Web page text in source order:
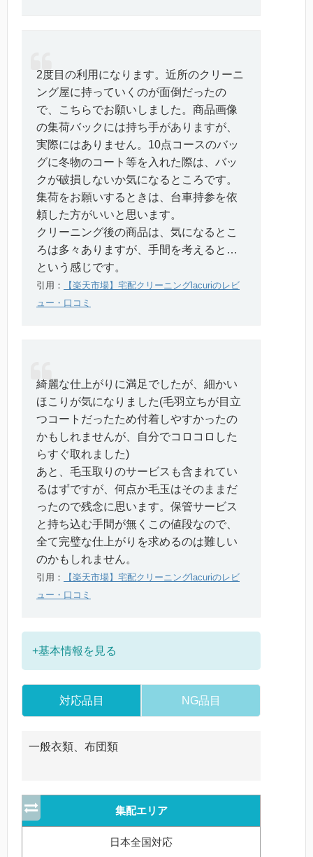
2度目の利用になります。近所のクリーニ
ング屋に持っていくのが面倒だったの
で、こちらでお願いしました。商品画像
の集荷バックには持ち手がありますが、
実際にはありません。10点コースのバッ
グに冬物のコート等を入れた際は、バッ
クが破損しないか気になるところです。
集荷をお願いするときは、台車持参を依
頼した方がいいと思います。
クリーニング後の商品は、気になるとこ
ろは多々ありますが、手間を考えると…
という感じです。
引用：
【楽天市場】宅配クリーニングlacuriのレビ
ュー・口コミ
綺麗な仕上がりに満足でしたが、細かい
ほこりが気になりました(毛羽立ちが目立
つコートだったため付着しやすかったの
かもしれませんが、自分でコロコロした
らすぐ取れました)
あと、毛玉取りのサービスも含まれてい
るはずですが、何点か毛玉はそのままだ
ったので残念に思います。保管サービス
と持ち込む手間が無くこの値段なので、
全て完璧な仕上がりを求めるのは難しい
のかもしれません。
引用：
【楽天市場】宅配クリーニングlacuriのレビ
ュー・口コミ
+基本情報を見る
対応品目 NG品目
一般衣類、布団類
集配エリア
日本全国対応